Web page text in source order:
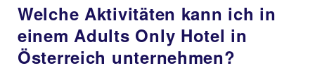
Welche Aktivitäten kann ich in
einem Adults Only Hotel in
Österreich unternehmen?